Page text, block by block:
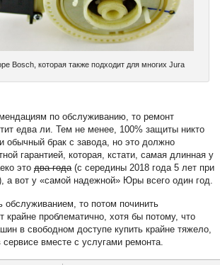
Bosch, которая также подходит для многих Jura
по обслуживанию, то ремонт
едва ли. Тем не менее, 100% защиты никто
обычный брак с завода, но это должно
гарантией, которая, кстати, самая длинная у
это два года(с середины 2018 года 5 лет при
а вот у «самой надежной» Юры всего один год.
обслуживанием, то потом починить
крайне проблематично, хотя бы потому, что
в свободном доступе купить крайне тяжело,
сервисе вместе с услугами ремонта.